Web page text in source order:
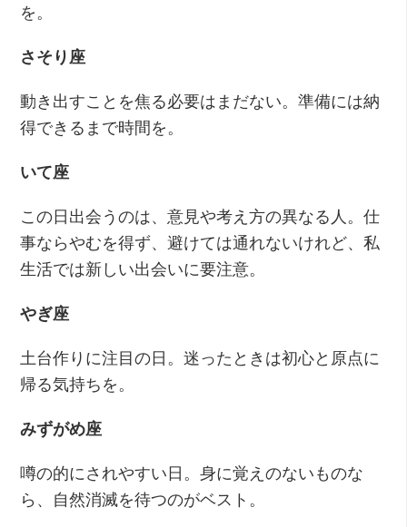
を。
さそり座
動き出すことを焦る必要はまだない。準備には納
得できるまで時間を。
いて座
この日出会うのは、意見や考え方の異なる人。仕
事ならやむを得ず、避けては通れないけれど、私
生活では新しい出会いに要注意。
やぎ座
土台作りに注目の日。迷ったときは初心と原点に
帰る気持ちを。
みずがめ座
噂の的にされやすい日。身に覚えのないものな
ら、自然消滅を待つのがベスト。